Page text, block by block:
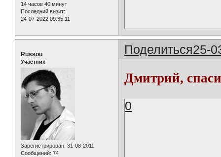
14 часов 40 минут
Последний визит:
24-07-2022 09:35:11
Поделиться25-
Russou
Участник
Зарегистрирован: 31-08-2011
Сообщений: 74
Дмитрий,
0